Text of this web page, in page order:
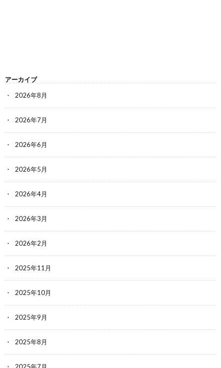
アーカイブ
2026年8月
2026年7月
2026年6月
2026年5月
2026年4月
2026年3月
2026年2月
2025年11月
2025年10月
2025年9月
2025年8月
2025年7月